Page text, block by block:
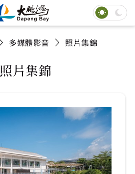
多媒體影音 照片集錦
照片集錦